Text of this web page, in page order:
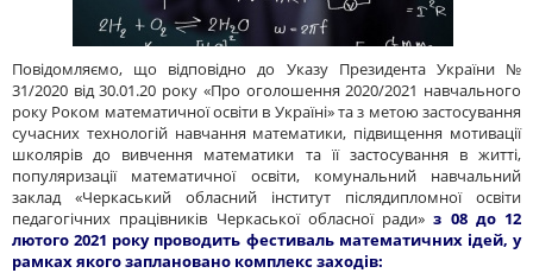
Повідомляємо, що відповідно до Указу Президента України №
31/2020 від 30.01.20 року «Про оголошення 2020/2021 навчального
року Роком математичної освіти в Україні» та з метою застосування
сучасних технологій навчання математики, підвищення мотивації
школярів до вивчення математики та її застосування в житті,
популяризації математичної освіти, комунальний навчальний
заклад «Черкаський обласний інститут післядипломної освіти
педагогічних працівників Черкаської обласної ради»з 08 до 12
лютого 2021 року проводить фестиваль математичних ідей, у
рамках якого заплановано комплекс заходів: